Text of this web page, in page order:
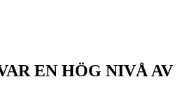
EN HÖG NIVÅ AV